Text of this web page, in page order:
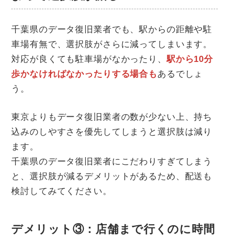
千葉県のデータ復旧業者でも、駅からの距離や駐
車場有無で、選択肢がさらに減ってしまいます。
対応が良くても駐車場がなかったり、駅から10分
歩かなければなかったりする場合も あるでしょ
う。
東京よりもデータ復旧業者の数が少ない上、持ち
込みのしやすさを優先してしまうと選択肢は減り
ます。
千葉県のデータ復旧業者にこだわりすぎてしまう
と、選択肢が減るデメリットがあるため、配送も
検討してみてください。
デメリット③：店舗まで行くのに時間